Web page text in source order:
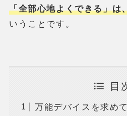
「全部心地よくできる」は
いうことです。
目
万能デバイスを求め